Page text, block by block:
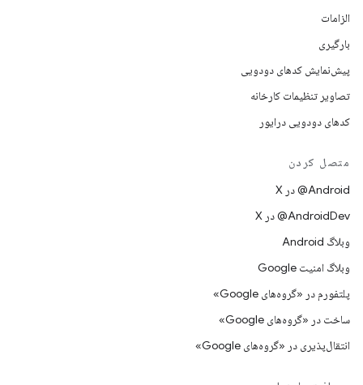
الزامات
بارگیری
پیش‌نمایش کدهای دودویی
تصاویر تنظیمات کارخانه
کدهای دودویی درایور
متصل کردن
‫‎@Android در X
‫‎@AndroidDev در X
وبلاگ Android
وبلاگ امنیت Google
پلتفورم در «گروه‌های Google»
ساخت در «گروه‌های Google»
انتقال‌پذیری در «گروه‌های Google»